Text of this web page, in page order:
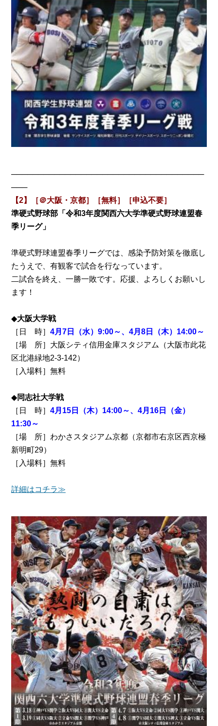
────────────────────────────────────
───
【2】［＠大阪・京都］［無料］［申込不要］
準硬式野球部「令和3年度関西六大学準硬式野球連盟春
季リーグ」
準硬式野球連盟春季リーグでは、感染予防対策を徹底し
たうえで、有観客で試合を行なっています。
二試合を終え、一勝一敗です。応援、よろしくお願いし
ます！
◆大阪大学戦
［日 時］ 4月7日（水）9:00～、4月8日（木）14:00～
［場 所］大阪シティ信用金庫スタジアム（大阪市此花
区北港緑地2-3-142）
［入場料］無料
◆同志社大学戦
［日 時］ 4月15日（木）14:00～、4月16日（金）
11:30～
［場 所］わかさスタジアム京都（京都市右京区西京極
新明町29）
［入場料］無料
詳細はコチラ≫